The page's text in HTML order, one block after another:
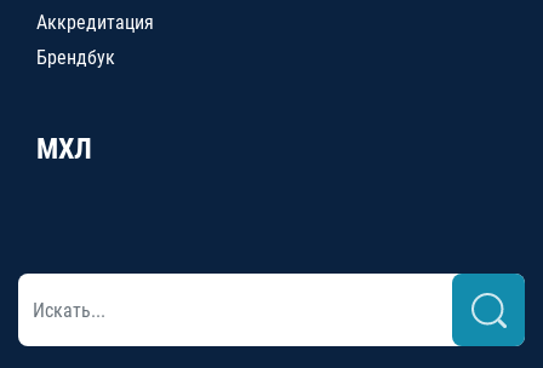
Аккредитация
Брендбук
МХЛ